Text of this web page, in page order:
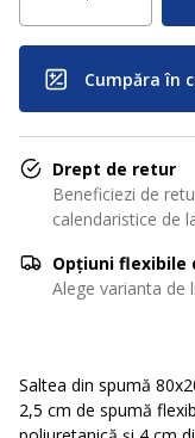
Cumpăra în
Drept de retur
Beneficiezi de
calendaristice de
Opțiuni flexibile
Alege varianta de
Saltea din spumă
2,5 cm de spumă